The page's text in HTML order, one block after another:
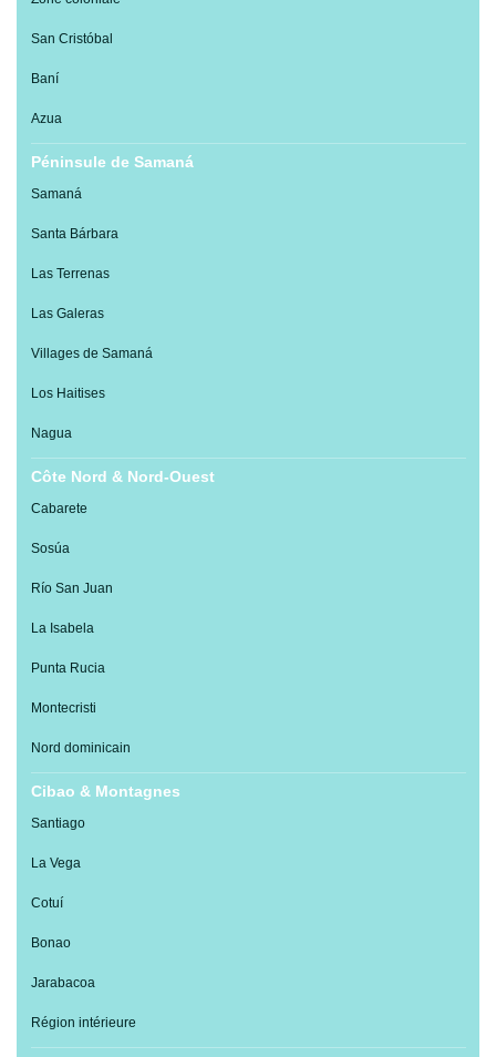
San Cristóbal
Baní
Azua
Péninsule de Samaná
Samaná
Santa Bárbara
Las Terrenas
Las Galeras
Villages de Samaná
Los Haitises
Nagua
Côte Nord & Nord-Ouest
Cabarete
Sosúa
Río San Juan
La Isabela
Punta Rucia
Montecristi
Nord dominicain
Cibao & Montagnes
Santiago
La Vega
Cotuí
Bonao
Jarabacoa
Région intérieure